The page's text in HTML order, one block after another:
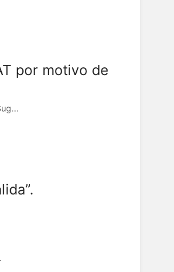
por motivo de